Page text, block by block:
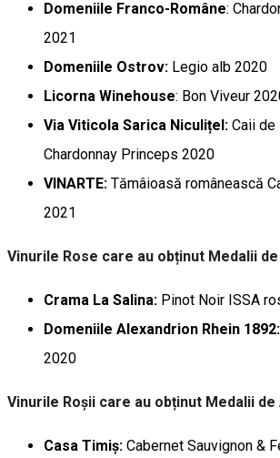
Domeniile Franco-Române:
2021
Domeniile Ostrov: Legio alb 2020
Licorna Winehouse: Bon Viveur
Via Viticola Sarica Niculițel: Caii de
Chardonnay Princeps 2020
VINARTE: Tămâioasă românească
2021
Vinurile Rose care au obținut Medalii
Crama La Salina: Pinot Noir ISSA
Domeniile Alexandrion Rhein 1892:
2020
Vinurile Roșii care au obținut Medalii de
Casa Timiș: Cabernet Sauvignon &